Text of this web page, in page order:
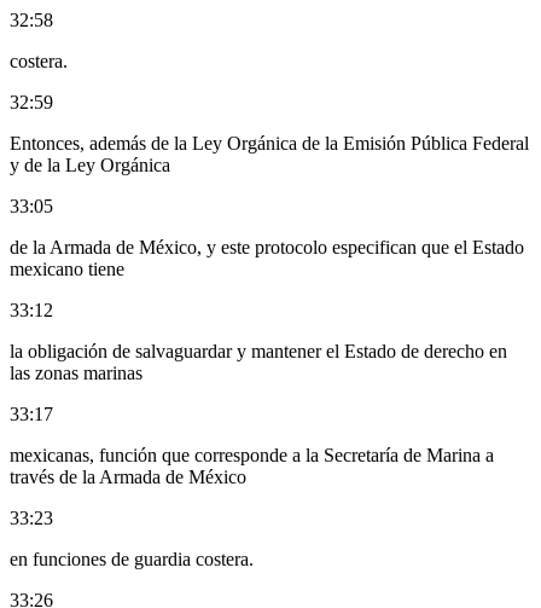
32:58
costera.
32:59
Entonces, además de la Ley Orgánica de la Emisión Pública Federal
y de la Ley Orgánica
33:05
de la Armada de México, y este protocolo especifican que el Estado
mexicano tiene
33:12
la obligación de salvaguardar y mantener el Estado de derecho en
las zonas marinas
33:17
mexicanas, función que corresponde a la Secretaría de Marina a
través de la Armada de México
33:23
en funciones de guardia costera.
33:26